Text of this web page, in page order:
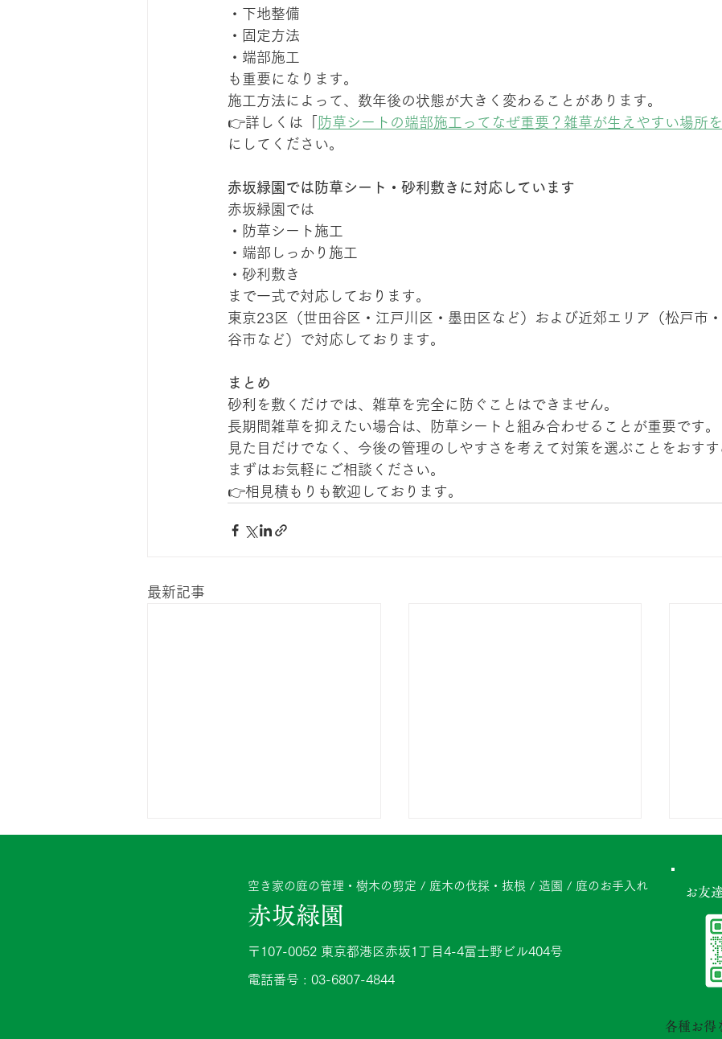
・下地整備
・固定方法
・端部施工
も重要になります。
施工方法によって、数年後の状態が大きく変わることがあります。
👉詳しくは「
防草シートの端部施工ってなぜ重要？雑草が生えやすい場所
にしてください。
赤坂緑園では防草シート・砂利敷きに対応しています
赤坂緑園では
・防草シート施工
・端部しっかり施工
・砂利敷き
まで一式で対応しております。
東京23区（世田谷区・江戸川区・墨田区など）および近郊エリア（松戸市
谷市など）で対応しております。
まとめ
砂利を敷くだけでは、雑草を完全に防ぐことはできません。
長期間雑草を抑えたい場合は、防草シートと組み合わせることが重要です。
見た目だけでなく、今後の管理のしやすさを考えて対策を選ぶことをおすす
まずはお気軽にご相談ください。
👉相見積もりも歓迎しております。
最新記事
｜後悔しないために確認した
い5つのポイント
雑草対策のために防草シート施工
業者へ依頼すればいいの？」 と
悩まれる方も多いのではないでし
施工できる？施工に向いてい
お客様からよくいただくご質問で
「
生
上
ご相
です
空き家の庭の管理・樹木の剪定 / 庭木の伐採・抜根 / 造園 / 庭のお手入れ
赤坂緑園
〒107-0052 東京都港区赤坂1丁目4-4冨士野ビル404号
電話番号 : 03-6807-4844
お友
各種お得